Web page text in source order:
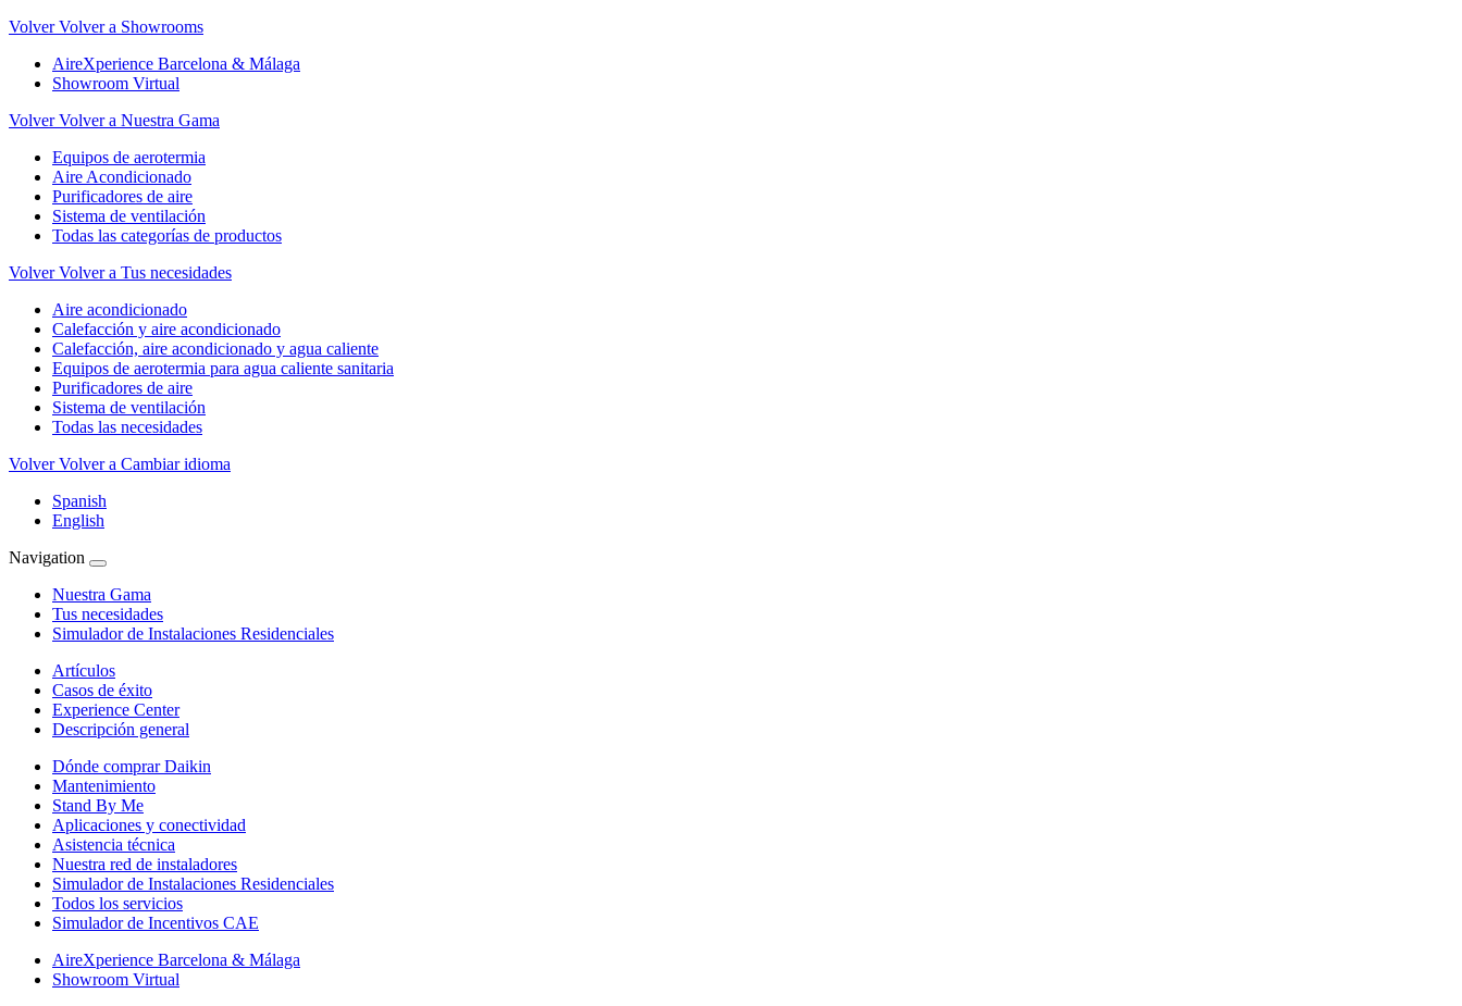
Volver Volver a Showrooms
AireXperience Barcelona & Málaga
Showroom Virtual
Volver Volver a Nuestra Gama
Equipos de aerotermia
Aire Acondicionado
Purificadores de aire
Sistema de ventilación
Todas las categorías de productos
Volver Volver a Tus necesidades
Aire acondicionado
Calefacción y aire acondicionado
Calefacción, aire acondicionado y agua caliente
Equipos de aerotermia para agua caliente sanitaria
Purificadores de aire
Sistema de ventilación
Todas las necesidades
Volver Volver a Cambiar idioma
Spanish
English
Navigation
Nuestra Gama
Tus necesidades
Simulador de Instalaciones Residenciales
Artículos
Casos de éxito
Experience Center
Descripción general
Dónde comprar Daikin
Mantenimiento
Stand By Me
Aplicaciones y conectividad
Asistencia técnica
Nuestra red de instaladores
Simulador de Instalaciones Residenciales
Todos los servicios
Simulador de Incentivos CAE
AireXperience Barcelona & Málaga
Showroom Virtual